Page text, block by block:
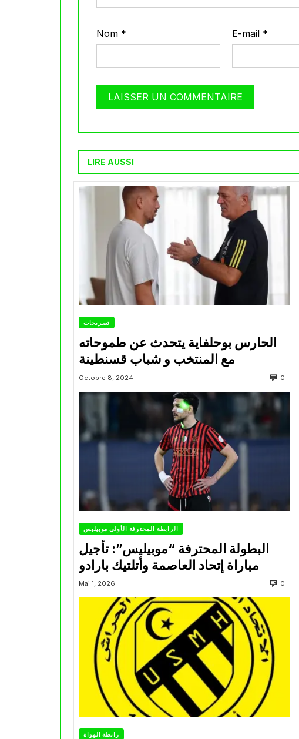
Nom * E-mail *
LIRE AUSSI
تصريحات
الحارس بوحلفاية يتحدث عن طموحاته
مع المنتخب و شباب قسنطينة
Octobre 8, 2024 0
الرابطة المحترفة الأولى موبيليس
البطولة المحترفة “موبيليس”: تأجيل
مباراة إتحاد العاصمة وأتلتيك بارادو
Mai 1, 2026 0
رابطة الهواة